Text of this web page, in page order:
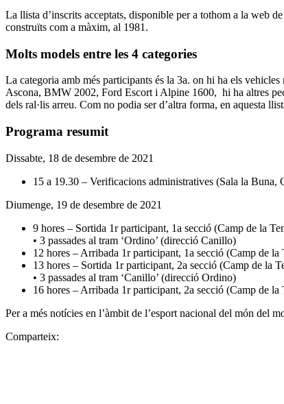
La llista d’inscrits acceptats, disponible per a tothom a la web de
construïts com a màxim, al 1981.
Molts models entre les 4 categories
La categoria amb més participants és la 3a. on hi ha els
Ascona, BMW 2002, Ford Escort i Alpine 1600, hi ha altres
dels ral·lis arreu. Com no podia ser d’altra forma, en aquesta
Programa resumit
Dissabte, 18 de desembre de 2021
15 a 19.30 – Verificacions administratives (Sala la Buna,
Diumenge, 19 de desembre de 2021
9 hores – Sortida 1r participant, 1a secció (Camp de la
• 3 passades al tram ‘Ordino’ (direcció Canillo)
12 hores – Arribada 1r participant, 1a secció (Camp de la
13 hores – Sortida 1r participant, 2a secció (Camp de la
• 3 passades al tram ‘Canillo’ (direcció Ordino)
16 hores – Arribada 1r participant, 2a secció (Camp de la
Per a més notícies en l’àmbit de l’esport nacional del món del
Comparteix: